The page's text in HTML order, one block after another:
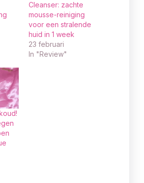
Cleanser: zachte
mousse-reiniging
voor een stralende
huid in 1 week
23 februari
In "Review"